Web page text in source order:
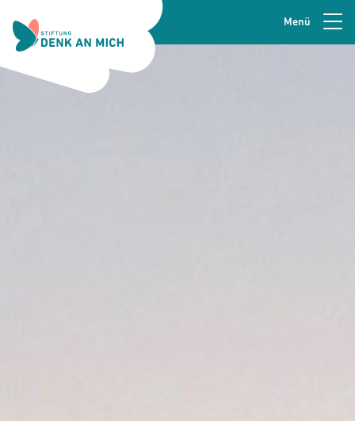
Zur Navigation springen
Zum Hauptinhalt springen
Seitenkopfzeile
Menü